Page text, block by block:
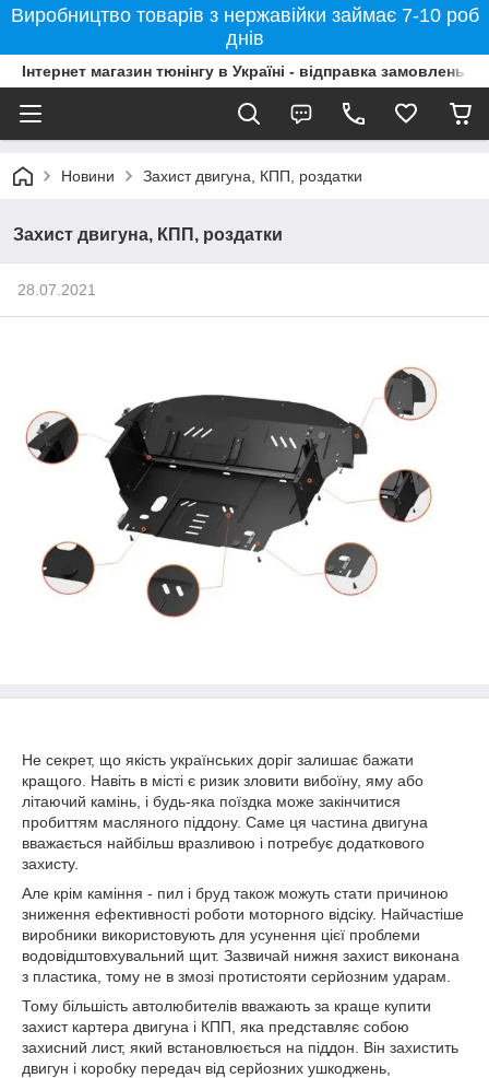
Виробництво товарів з нержавійки займає 7-10 роб
днів
Інтернет магазин тюнінгу в Україні - відправка замовлень
Новини Захист двигуна, КПП, роздатки
Захист двигуна, КПП, роздатки
28.07.2021
Не секрет, що якість українських доріг залишає бажати
кращого. Навіть в місті є ризик зловити вибоїну, яму або
літаючий камінь, і будь-яка поїздка може закінчитися
пробиттям масляного піддону. Саме ця частина двигуна
вважається найбільш вразливою і потребує додаткового
захисту.
Але крім каміння - пил і бруд також можуть стати причиною
зниження ефективності роботи моторного відсіку. Найчастіше
виробники використовують для усунення цієї проблеми
водовідштовхувальний щит. Зазвичай нижня захист виконана
з пластика, тому не в змозі протистояти серйозним ударам.
Тому більшість автолюбителів вважають за краще купити
захист картера двигуна і КПП, яка представляє собою
захисний лист, який встановлюється на піддон. Він захистить
двигун і коробку передач від серйозних ушкоджень,